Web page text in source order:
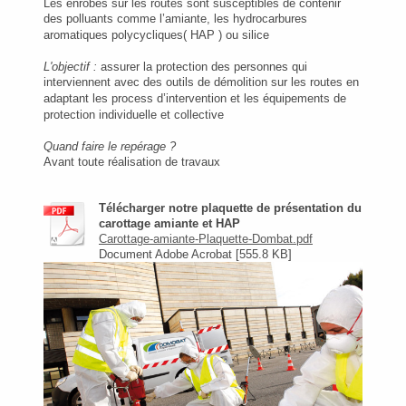
Les enrobés sur les routes sont susceptibles de contenir
des polluants comme l’amiante, les hydrocarbures
aromatiques polycycliques( HAP ) ou silice
L'objectif : assurer la protection des personnes qui
interviennent avec des outils de démolition sur les routes en
adaptant les process d’intervention et les équipements de
protection individuelle et collective
Quand faire le repérage ?
Avant toute réalisation de travaux
Télécharger notre plaquette de présentation du
carottage amiante et HAP
Carottage-amiante-Plaquette-Dombat.pdf
Document Adobe Acrobat [555.8 KB]